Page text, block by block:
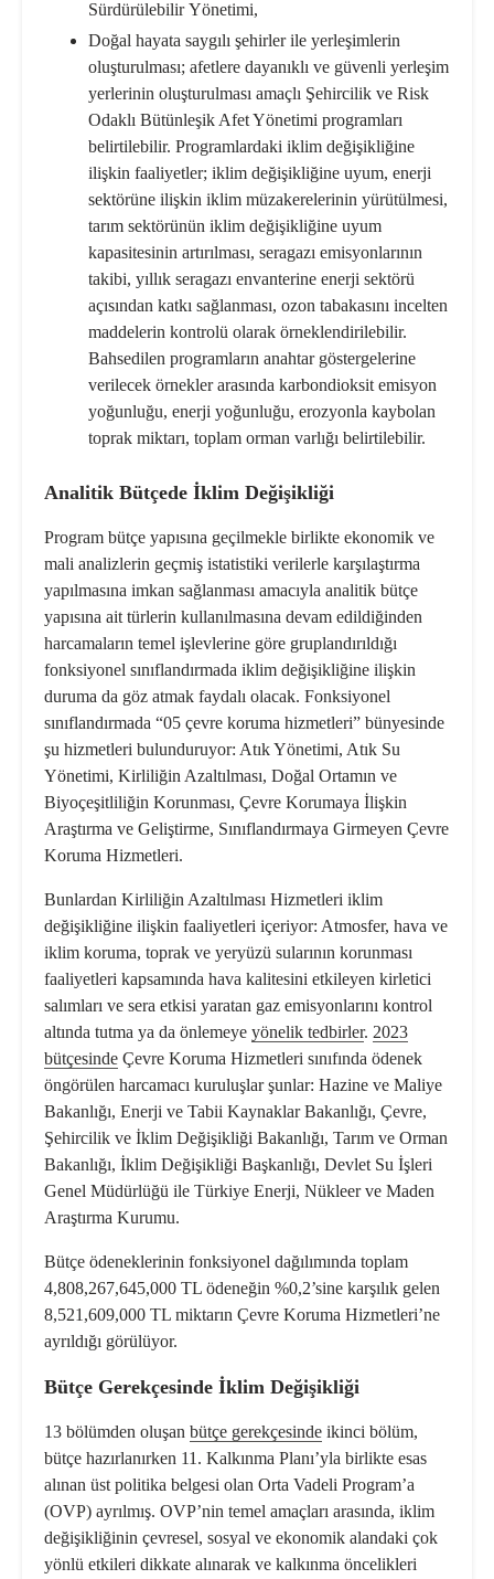
Sürdürülebilir Yönetimi,
Doğal hayata saygılı şehirler ile yerleşimlerin
oluşturulması; afetlere dayanıklı ve güvenli yerleşim
yerlerinin oluşturulması amaçlı Şehircilik ve Risk
Odaklı Bütünleşik Afet Yönetimi programları
belirtilebilir. Programlardaki iklim değişikliğine
ilişkin faaliyetler; iklim değişikliğine uyum, enerji
sektörüne ilişkin iklim müzakerelerinin yürütülmesi,
tarım sektörünün iklim değişikliğine uyum
kapasitesinin artırılması, seragazı emisyonlarının
takibi, yıllık seragazı envanterine enerji sektörü
açısından katkı sağlanması, ozon tabakasını incelten
maddelerin kontrolü olarak örneklendirilebilir.
Bahsedilen programların anahtar göstergelerine
verilecek örnekler arasında karbondioksit emisyon
yoğunluğu, enerji yoğunluğu, erozyonla kaybolan
toprak miktarı, toplam orman varlığı belirtilebilir.
Analitik Bütçede İklim Değişikliği
Program bütçe yapısına geçilmekle birlikte ekonomik ve
mali analizlerin geçmiş istatistiki verilerle karşılaştırma
yapılmasına imkan sağlanması amacıyla analitik bütçe
yapısına ait türlerin kullanılmasına devam edildiğinden
harcamaların temel işlevlerine göre gruplandırıldığı
fonksiyonel sınıflandırmada iklim değişikliğine ilişkin
duruma da göz atmak faydalı olacak. Fonksiyonel
sınıflandırmada “05 çevre koruma hizmetleri” bünyesinde
şu hizmetleri bulunduruyor: Atık Yönetimi, Atık Su
Yönetimi, Kirliliğin Azaltılması, Doğal Ortamın ve
Biyoçeşitliliğin Korunması, Çevre Korumaya İlişkin
Araştırma ve Geliştirme, Sınıflandırmaya Girmeyen Çevre
Koruma Hizmetleri.
Bunlardan Kirliliğin Azaltılması Hizmetleri iklim
değişikliğine ilişkin faaliyetleri içeriyor: Atmosfer, hava ve
iklim koruma, toprak ve yeryüzü sularının korunması
faaliyetleri kapsamında hava kalitesini etkileyen kirletici
salımları ve sera etkisi yaratan gaz emisyonlarını kontrol
altında tutma ya da önlemeye yönelik tedbirler. 2023
bütçesinde Çevre Koruma Hizmetleri sınıfında ödenek
öngörülen harcamacı kuruluşlarşunlar: Hazine ve Maliye
Bakanlığı, Enerji ve Tabii Kaynaklar Bakanlığı, Çevre,
Şehircilik ve İklim Değişikliği Bakanlığı, Tarım ve Orman
Bakanlığı, İklim Değişikliği Başkanlığı, Devlet Su İşleri
Genel Müdürlüğü ile Türkiye Enerji, Nükleer ve Maden
Araştırma Kurumu.
Bütçe ödeneklerinin fonksiyonel dağılımında toplam
4,808,267,645,000 TL ödeneğin %0,2’sine karşılık gelen
8,521,609,000 TL miktarın Çevre Koruma Hizmetleri’ne
ayrıldığı görülüyor.
Bütçe Gerekçesinde İklim Değişikliği
13 bölümden oluşan bütçe gerekçesinde ikinci bölüm,
bütçe hazırlanırken 11. Kalkınma Planı’yla birlikte esas
alınan üst politika belgesi olan Orta Vadeli Program’a
(OVP) ayrılmış. OVP’nin temel amaçları arasında, iklim
değişikliğinin çevresel, sosyal ve ekonomik alandaki çok
yönlü etkileri dikkate alınarak ve kalkınma öncelikleri